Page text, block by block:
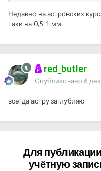
Недавно на астровских
таки на 0,5-1 мм
red_butler
Опубликовано 6
всегда астру заглубляю
Для
учётную